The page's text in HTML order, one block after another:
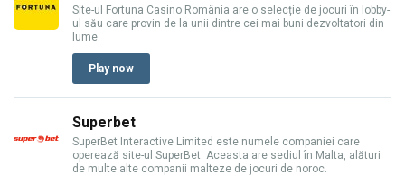
Site-ul Fortuna Casino România are o selecție de jocuri în lobby-
ul său care provin de la unii dintre cei mai buni dezvoltatori din
lume.
Play now
Superbet
SuperBet Interactive Limited este numele companiei care
operează site-ul SuperBet. Aceasta are sediul în Malta, alături
de multe alte companii malteze de jocuri de noroc.